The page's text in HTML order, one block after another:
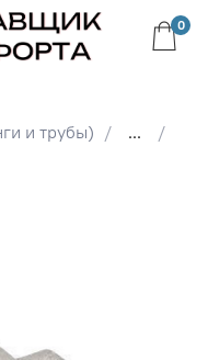
0
и трубы)
...